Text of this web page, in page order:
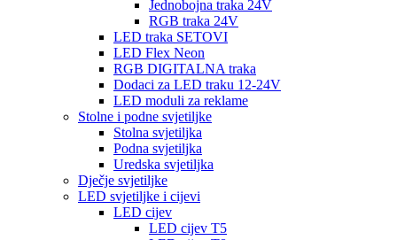
Jednobojna traka 24V
RGB traka 24V
LED traka SETOVI
LED Flex Neon
RGB DIGITALNA traka
Dodaci za LED traku 12-24V
LED moduli za reklame
Stolne i podne svjetiljke
Stolna svjetiljka
Podna svjetiljka
Uredska svjetiljka
Dječje svjetiljke
LED svjetiljke i cijevi
LED cijev
LED cijev T5